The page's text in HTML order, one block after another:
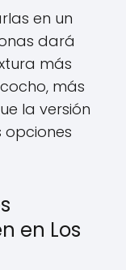
en un
dará
más
más
la versión
en Los